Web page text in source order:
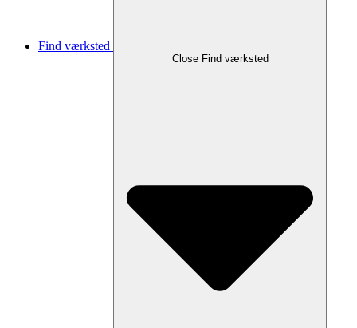
Find værksted
Close Find værksted